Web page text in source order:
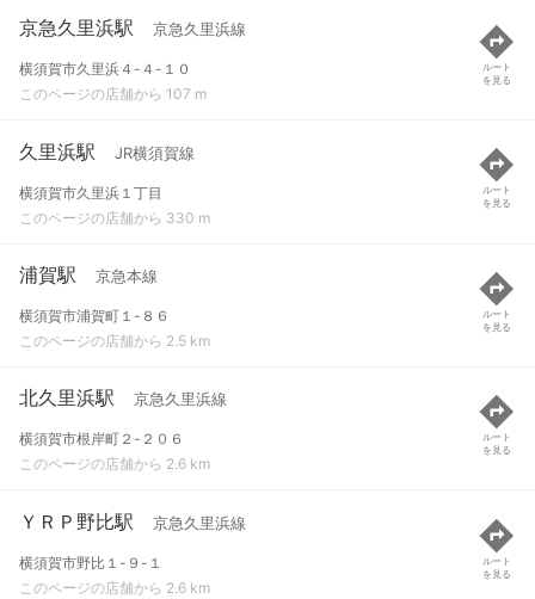
京急久里浜駅 京急久里浜線
横須賀市久里浜４-４-１０
このページの店舗から 107 m
ルート
を見る
久里浜駅 JR横須賀線
横須賀市久里浜１丁目
このページの店舗から 330 m
ルート
を見る
浦賀駅 京急本線
横須賀市浦賀町１-８６
このページの店舗から 2.5 km
ルート
を見る
北久里浜駅 京急久里浜線
横須賀市根岸町２-２０６
このページの店舗から 2.6 km
ルート
を見る
ＹＲＰ野比駅 京急久里浜線
横須賀市野比１-９-１
このページの店舗から 2.6 km
ルート
を見る